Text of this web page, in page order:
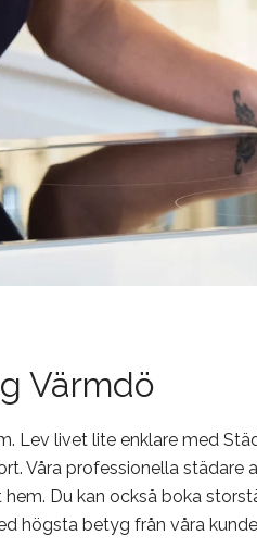
Värmdö
Lev livet lite enklare med
Våra professionella städare
Du kan också boka
högsta betyg från våra